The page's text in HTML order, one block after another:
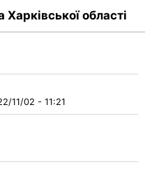
області
11/02 - 11:21